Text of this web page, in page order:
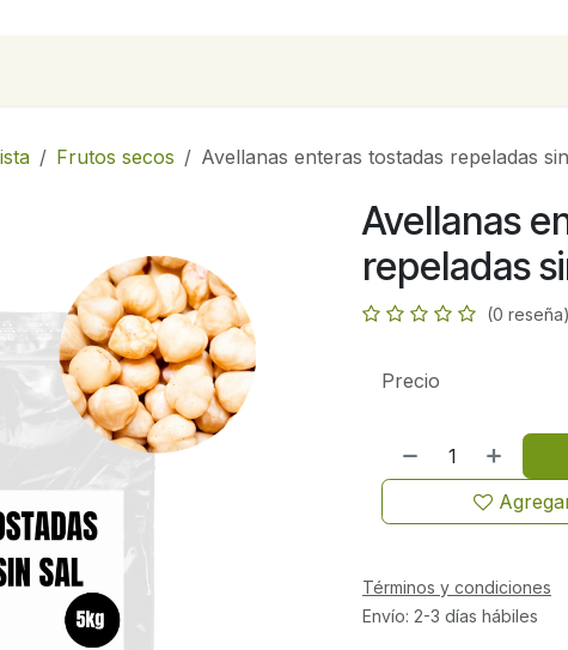
Frutos secos Avellanas enteras tostadas repeladas
Avellanas
repeladas
(0 reseña)
Precio
Términos y condiciones
Envío: 2-3 días hábiles